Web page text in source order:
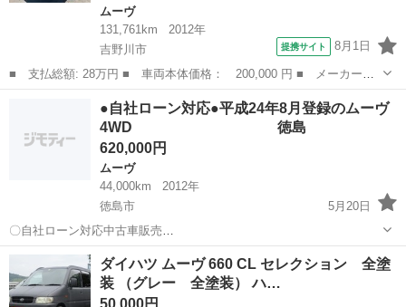
ムーヴ
131,761km
2012年
吉野川市
提携サイト 8月1日
■ 支払総額: 28万円 ■ 車両本体価格： 200,000 円 ■ メーカー
名： ダイハツ ■ 車種名： ムーヴ ■ グレード名： カスタム
Ｘリミテッド エアコン パワステ パワーウィンドウ ナビ Ｔ
Ｖ キーレス スマ...
吉野川市 ムーヴ
●自社ローン対応●平成24年8月登録のムーヴ
4WD 徳島
620,000円
ムーヴ
44,000km
2012年
徳島市
5月20日
〇自社ローン対応中古車販売
〇 ☆どなたでもローン
対応可能☆ １、勤続年数の短い方や自営業の方 ２、
パートをされる主婦の方や派遣社員の方 ３、自己破産等をさ...
徳島市 ムーヴ 車両
ダイハツ ムーヴ 660 CL セレクション 全塗
装 （グレー 全塗装） ハ…